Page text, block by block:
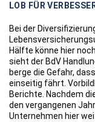
LOB FÜR
Bei der
Hälfte könne hier
sieht der BdV
berge die Gefahr,
einseitig fährt.
Berichte. Nachdem
den vergangenen
Unternehmen hier